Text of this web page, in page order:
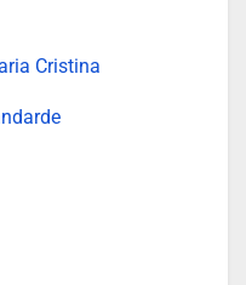
Cristina